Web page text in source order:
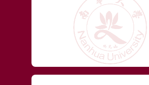
More